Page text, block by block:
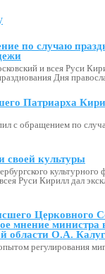
по случаю
и всея Руси
Дня
Патриарха
с обращением по
своей культуры
Руси Кирилл дал
Церковного
мнение министра
области О.А.
регулирования